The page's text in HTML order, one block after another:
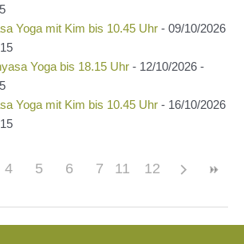
Yoga mit Kim bis 10.45 Uhr- 09/10/2026
Yoga bis 18.15 Uhr- 12/10/2026 -
Yoga mit Kim bis 10.45 Uhr- 16/10/2026
4 5 6 7 8 9 10
11 12